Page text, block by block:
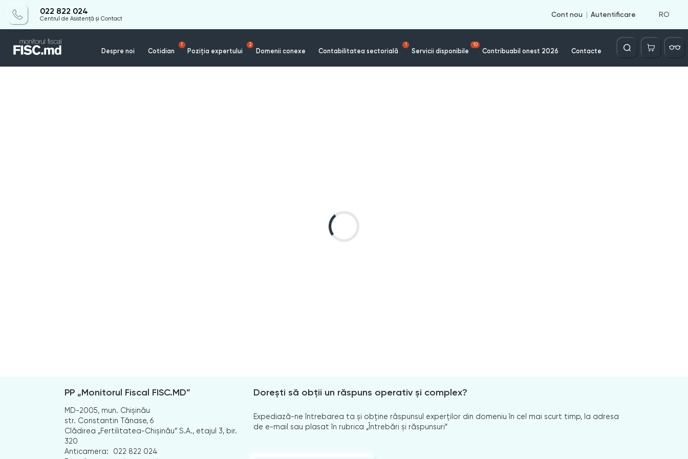
022 822 024
Centrul de Asistență și Contact
Cont nou Autentificare RO
Despre noi Cotidian
1
Poziția expertului
2
Domenii conexe Contabilitatea sectorială
1
Servicii disponibile
10
Contribuabil onest 2026 Contacte
Căutare
PP „Monitorul Fiscal FISC.MD”
MD-2005, mun. Chișinău
str. Constantin Tănase, 6
Clădirea „Fertilitatea-Chișinău” S.A., etajul 3, bir.
320
Anticamera:
022 822 024
Dorești să obții un răspuns operativ și complex?
Expediază-ne întrebarea ta și obține răspunsul experților din domeniu în cel mai scurt timp, la adresa
de e-mail sau plasat în rubrica „Întrebări și răspunsuri”